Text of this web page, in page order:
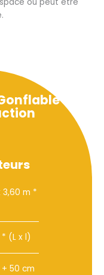
3,60 m *
* (L x l)
+ 50 cm